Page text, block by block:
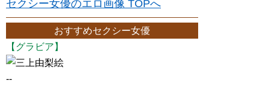
セクシー女優のエロ画像 TOPへ
おすすめセクシー女優
【グラビア】
三上由梨絵
--